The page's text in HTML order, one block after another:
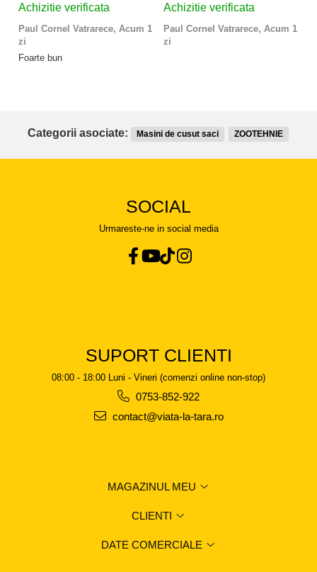
Achizitie verificata
Paul Cornel Vatrarece, Acum 1
zi
Foarte bun
Achizitie verificata
Paul Cornel Vatrarece, Acum 1
zi
Categorii asociate: Masini de cusut saci ZOOTEHNIE
SOCIAL
Urmareste-ne in social media
SUPORT CLIENTI
08:00 - 18:00 Luni - Vineri (comenzi online non-stop)
0753-852-922
contact@viata-la-tara.ro
MAGAZINUL MEU
CLIENTI
DATE COMERCIALE